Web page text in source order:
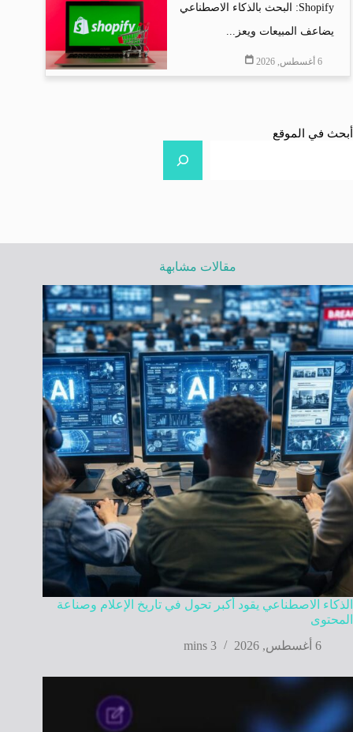
Shopify: البحث بالذكاء الاصطناعي
يضاعف المبيعات ويعز...
6 أغسطس, 2026
أبحث في الموقع
مقالات مشابهة
الذكاء الاصطناعي يقود أكبر تحول في تاريخ الإعلام وصناعة
المحتوى
6 أغسطس, 2026
3 mins